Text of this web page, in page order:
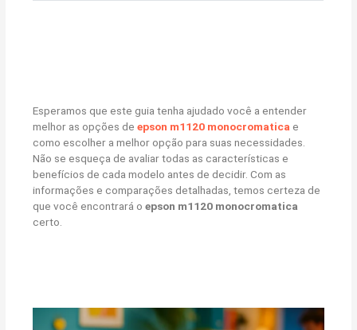
Esperamos que este guia tenha ajudado você a entender
melhor as opções deepson m1120 monocromaticae
como escolher a melhor opção para suas necessidades.
Não se esqueça de avaliar todas as características e
benefícios de cada modelo antes de decidir. Com as
informações e comparações detalhadas, temos certeza de
que você encontrará oepson m1120 monocromatica
certo.